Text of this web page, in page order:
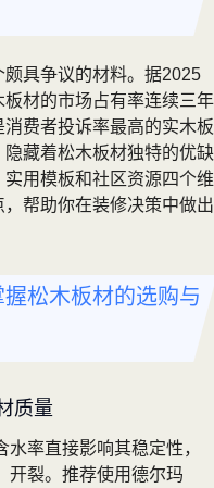
具争议的材料。据2025
材的市场占有率连续三年
费者投诉率最高的实木板
藏着松木板材独特的优缺
用模板和社区资源四个维
帮助你在装修决策中做出
松木板材的选购与
质量
水率直接影响其稳定性，
开裂。推荐使用德尔玛